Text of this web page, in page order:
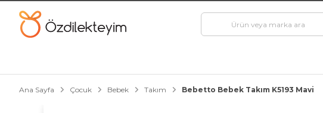
Ana Sayfa Çocuk Bebek Takım Bebetto Bebek Takım K5193 Mavi